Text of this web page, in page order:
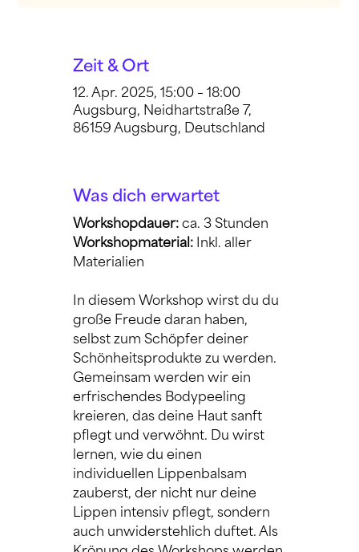
Zeit & Ort
12. Apr. 2025, 15:00 – 18:00
Augsburg, Neidhartstraße 7,
86159 Augsburg, Deutschland
Was dich erwartet
Workshopdauer: ca. 3 Stunden
Workshopmaterial: Inkl. aller
Materialien
In diesem Workshop wirst du du
große Freude daran haben,
selbst zum Schöpfer deiner
Schönheitsprodukte zu werden.
Gemeinsam werden wir ein
erfrischendes Bodypeeling
kreieren, das deine Haut sanft
pflegt und verwöhnt. Du wirst
lernen, wie du einen
individuellen Lippenbalsam
zauberst, der nicht nur deine
Lippen intensiv pflegt, sondern
auch unwiderstehlich duftet. Als